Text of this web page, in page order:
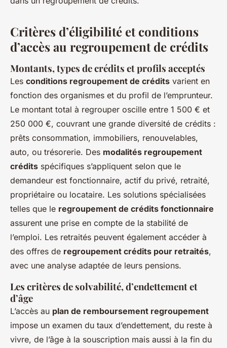
Critères d’éligibilité et conditions
d’accès au regroupement de crédits
Montants, types de crédits et profils acceptés
Les conditions regroupement de crédits varient en
fonction des organismes et du profil de l’emprunteur.
Le montant total à regrouper oscille entre 1 500 € et
250 000 €, couvrant une grande diversité de crédits :
prêts consommation, immobiliers, renouvelables,
auto, ou trésorerie. Des modalités regroupement
crédits spécifiques s’appliquent selon que le
demandeur est fonctionnaire, actif du privé, retraité,
propriétaire ou locataire. Les solutions spécialisées
telles que le regroupement de crédits fonctionnaire
assurent une prise en compte de la stabilité de
l’emploi. Les retraités peuvent également accéder à
des offres de regroupement crédits pour retraités,
avec une analyse adaptée de leurs pensions.
Les critères de solvabilité, d’endettement et
d’âge
L’accès au plan de remboursement regroupement
impose un examen du taux d’endettement, du reste à
vivre, de l’âge à la souscription mais aussi à la fin du